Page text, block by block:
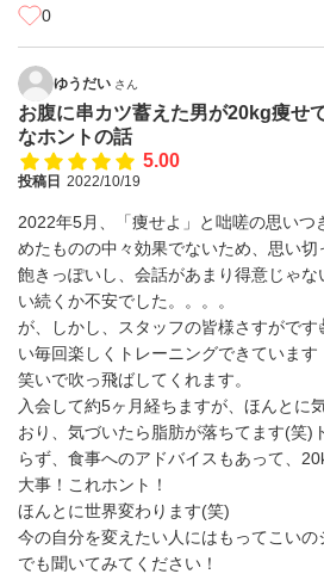
0
ゆうだい さん
お腹に串カツ蓄えた男が20kg痩せ
なホントの話
5.00
投稿日 2022/10/19
2022年5月、「痩せよ」と咄嗟の思いつ
めたものの中々効果でないため、思い切
飽きっぽいし、会話があまり得意じゃな
い続くか不安でした。。。。
が、しかし、スタッフの皆様さすがです
い毎回楽しくトレーニングできていま
笑いで吹っ飛ばしてくれます。
入会して約5ヶ月経ちますが、ほんとに
おり、気づいたら脂肪が落ちてます(笑)
らず、食事へのアドバイスもあって、
大事！これホント！
ほんとに世界変わります(笑)
今の自分を変えたい人にはもってこい
でも聞いてみてください！